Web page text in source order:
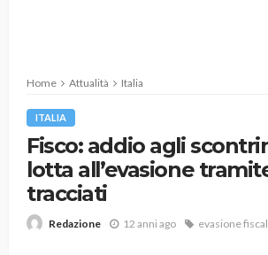
Home Attualità Italia
ITALIA
Fisco: addio agli
lotta all’evasione
tracciati
Redazione 12 anni ago evasione